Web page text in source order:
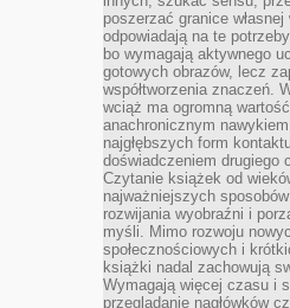
poszerzać granice
odpowiadają na te
bo wymagają aktywnego
gotowych obrazów, lecz
współtworzenia znaczeń.
wciąż ma ogromną
anachronicznym
najgłębszych form
doświadczeniem drugiego
Czytanie książek od
najważniejszych
rozwijania wyobraźni i
myśli. Mimo rozwoju
społecznościowych i
książki nadal zachowują
Wymagają więcej czasu i
przeglądanie nagłówków